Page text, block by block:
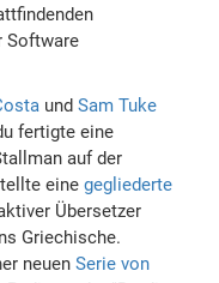
Software
undSam Tuke
fertigte eine
auf der
einegegliederte
Übersetzer
Griechische.
neuenSerie von